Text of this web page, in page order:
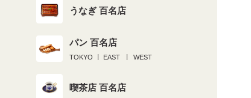
うなぎ 百名店
パン 百名店
TOKYO EAST WEST
喫茶店 百名店